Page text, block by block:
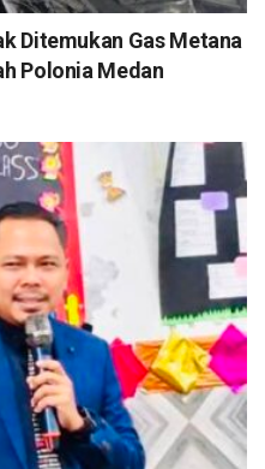
Ditemukan Gas Metana
Polonia Medan